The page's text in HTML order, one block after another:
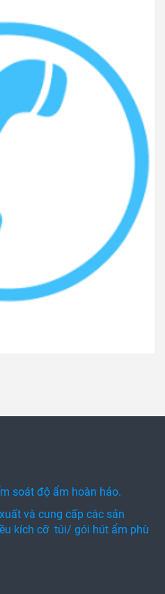
soát độ ẩm hoàn hảo.
và cung cấp các sản
kích cỡ túi/ gói hút ẩm phù